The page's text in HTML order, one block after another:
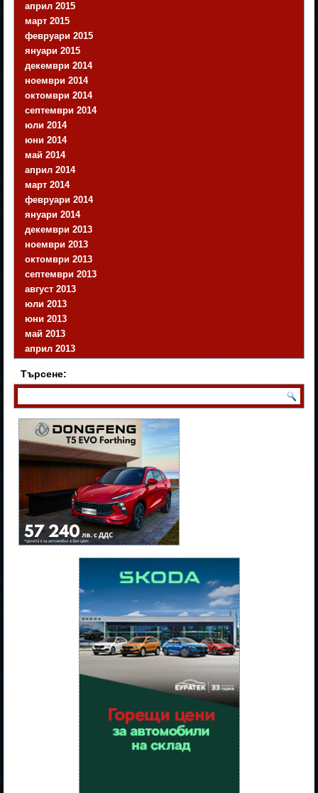
април 2015
март 2015
февруари 2015
януари 2015
декември 2014
ноември 2014
октомври 2014
септември 2014
юли 2014
юни 2014
май 2014
април 2014
март 2014
февруари 2014
януари 2014
декември 2013
ноември 2013
октомври 2013
септември 2013
август 2013
юли 2013
юни 2013
май 2013
април 2013
Търсене: